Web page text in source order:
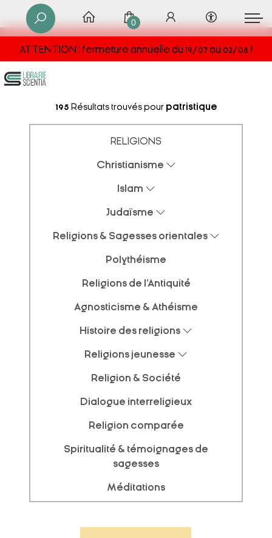
ATTENTION : fermeture annuelle du 19/07 au 02/08 !
0
195 Résultats trouvés pour patristique
RELIGIONS
Christianisme
Islam
Judaïsme
Religions & Sagesses orientales
Polythéisme
Religions de l'Antiquité
Agnosticisme & Athéisme
Histoire des religions
Religions jeunesse
Religion & Société
Dialogue interreligieux
Religion comparée
Spiritualité & témoignages de
sagesses
Méditations